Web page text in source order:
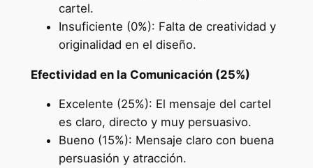
cartel.
Insuficiente (0%): Falta de creatividad y
originalidad en el diseño.
Efectividad en la Comunicación (25%)
Excelente (25%): El mensaje del cartel
es claro, directo y muy persuasivo.
Bueno (15%): Mensaje claro con buena
persuasión y atracción.